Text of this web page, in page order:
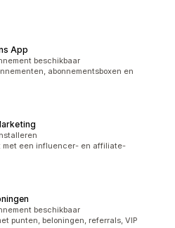
App
beschikbaar
abonnementsboxen en
met een influencer- en affiliate-
beschikbaar
punten, beloningen, referrals, VIP